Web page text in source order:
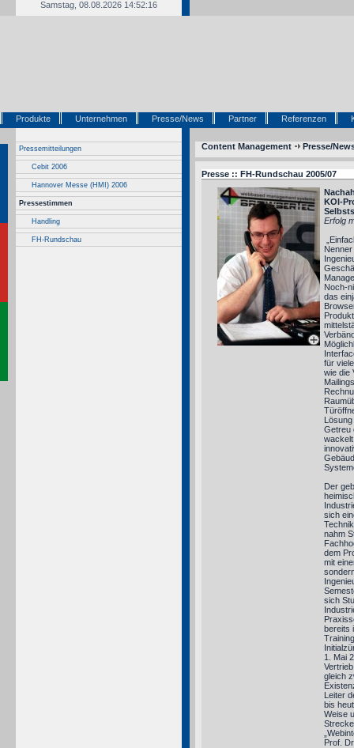
Samstag, 08.08.2026 14:52:16
Produkte Unternehmen Presse/News Partner Referenzen
Pressemitteilungen
Cebit 2006
Hannover Messe (HMI) 2006
Pressestimmen
Handling
FH-Rundschau
Content Management Presse/
Presse :: FH-Rundschau 2005/07
KOI-
Erfolg
Noch-
das
für
wie die
Getreu
Der
sich
nahm
dem
mit
sich
bereits
1. Mai
gleich
Leiter
bis
Weise
Prof.